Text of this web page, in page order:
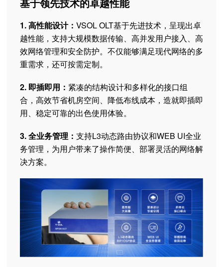
1. 高性能设计： VSOL OLT基于先进技术，呈现出卓
越性能，支持大规模数据传输、高并发用户接入、高
效网络管理和安全防护。不仅能够满足现代网络的多
重需求，还可按需定制。
2. 即插即用： 紧凑的结构设计和多样化的接口组
合，高效节省机房空间、降低布线成本，造就即插即
用、稳定可靠的出色使用体验。
3. 全业务管理： 支持L3动态路由协议和WEB UI全业
务管理，为用户带来了操作简便、部署灵活的网络解
决方案。